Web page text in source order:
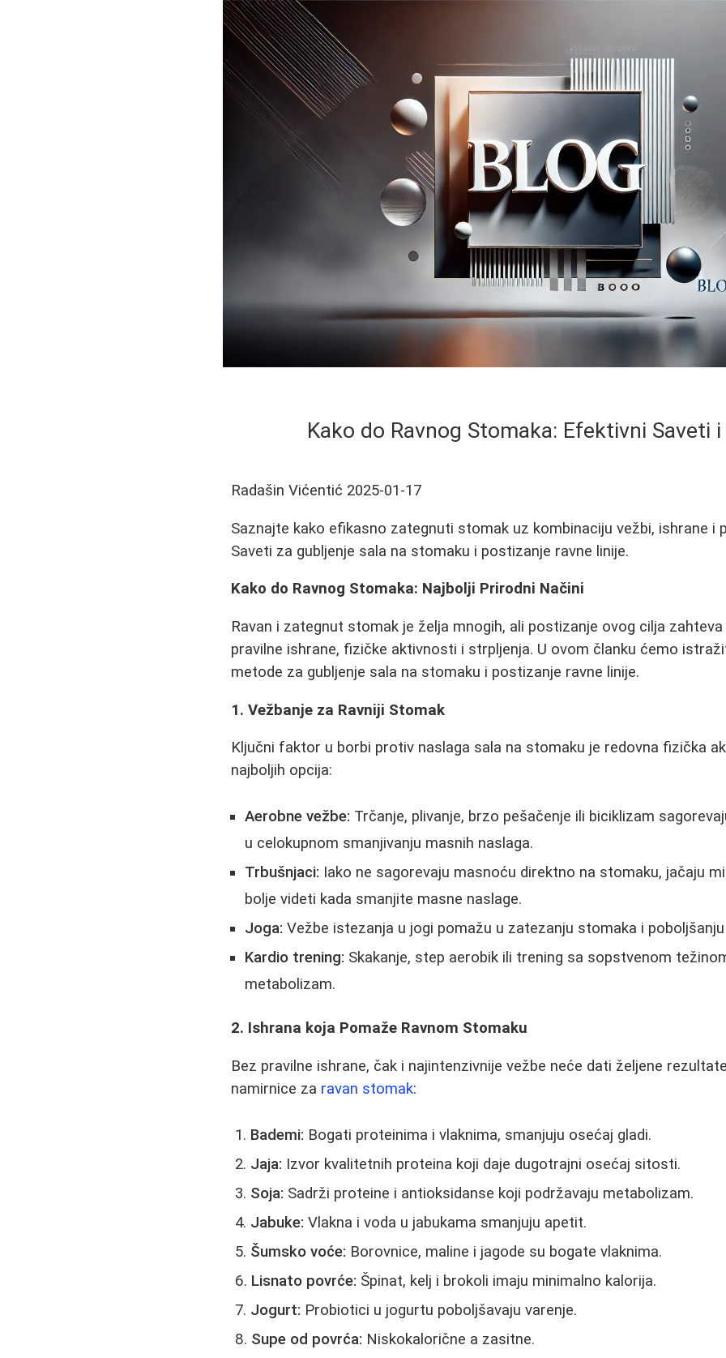
Kako do Ravnog Stomaka: Efektivni Saveti
Radašin Vićentić 2025-01-17
Saznajte kako efikasno zategnuti stomak uz kombinaciju vežbi, ishrane i
Saveti za gubljenje sala na stomaku i postizanje ravne linije.
Kako do Ravnog Stomaka: Najbolji Prirodni Načini
Ravan i zategnut stomak je želja mnogih, ali postizanje ovog cilja
pravilne ishrane, fizičke aktivnosti i strpljenja. U ovom članku ćemo
metode za gubljenje sala na stomaku i postizanje ravne linije.
1. Vežbanje za Ravniji Stomak
Ključni faktor u borbi protiv naslaga sala na stomaku je redovna fizička
najboljih opcija:
Aerobne vežbe: Trčanje, plivanje, brzo pešačenje ili biciklizam
u celokupnom smanjivanju masnih naslaga.
Trbušnjaci: Iako ne sagorevaju masnoću direktno na stomaku, jačaju
bolje videti kada smanjite masne naslage.
Joga: Vežbe istezanja u jogi pomažu u zatezanju stomaka i
Kardio trening: Skakanje, step aerobik ili trening sa sopstvenom
metabolizam.
2. Ishrana koja Pomaže Ravnom Stomaku
Bez pravilne ishrane, čak i najintenzivnije vežbe neće dati željene
namirnice za ravan stomak:
Bademi: Bogati proteinima i vlaknima, smanjuju osećaj gladi.
Jaja: Izvor kvalitetnih proteina koji daje dugotrajni osećaj sitosti.
Soja: Sadrži proteine i antioksidanse koji podržavaju metabolizam.
Jabuke: Vlakna i voda u jabukama smanjuju apetit.
Šumsko voće: Borovnice, maline i jagode su bogate vlaknima.
Lisnato povrće: Špinat, kelj i brokoli imaju minimalno kalorija.
Jogurt: Probiotici u jogurtu poboljšavaju varenje.
Supe od povrća: Niskokalorične a zasitne.